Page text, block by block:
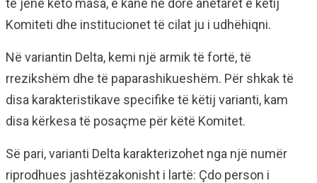
Komiteti dhe institucionet të cilat ju i udhëhiqni.
Në variantin Delta, kemi një armik të fortë, të
rrezikshëm dhe të paparashikueshëm. Për shkak të
disa karakteristikave specifike të këtij varianti, kam
disa kërkesa të posaçme për këtë Komitet.
Së pari, varianti Delta karakterizohet nga një numër
riprodhues jashtëzakonisht i lartë: Çdo person i